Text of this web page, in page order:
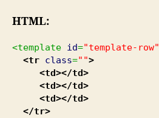
HTML:
<template id="template-row"
<tr class="">
<td></td>
<td></td>
<td></td>
</tr>